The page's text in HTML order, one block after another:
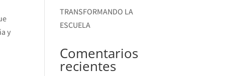
y
TRANSFORMANDO LA
ESCUELA
Comentarios
recientes